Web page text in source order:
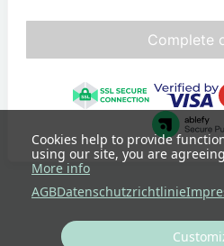
Complete
Cookies help to provide
using our site, you are
More info
AGBDatenschutzrichtlinie